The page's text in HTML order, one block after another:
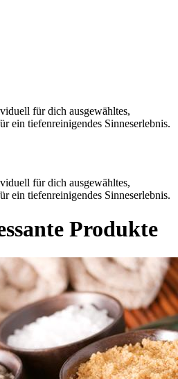
für dich ausgewähltes,
ein tiefenreinigendes Sinneserlebnis.
für dich ausgewähltes,
ein tiefenreinigendes Sinneserlebnis.
Produkte